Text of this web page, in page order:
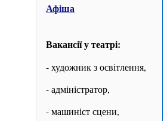
Афіша
Вакансії у театрі:
- художник з освітлення,
- адміністратор,
- машиніст сцени,